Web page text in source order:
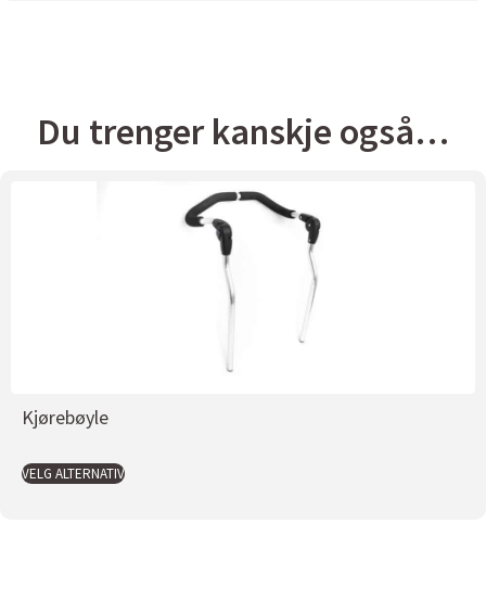
Du trenger kanskje også…
Kjørebøyle
VELG ALTERNATIV